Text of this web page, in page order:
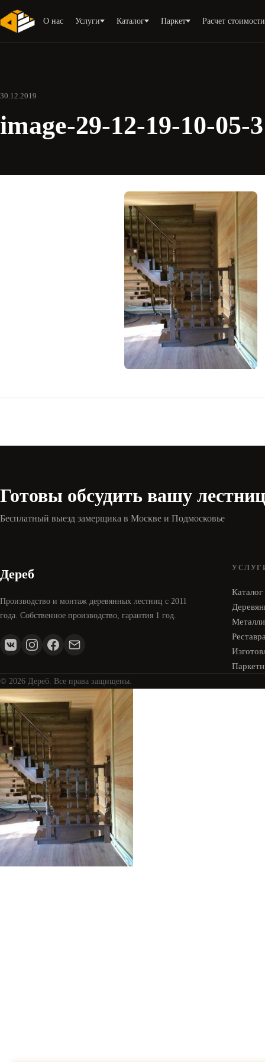
О нас Услуги Каталог Паркет Расчет стоимости
30.12.2019
image-29-12-19-10-05-3
Готовы обсудить вашу
Бесплатный выезд замерщика в Москве и Подмосковье
Дереб
Производство и монтаж деревянных лестниц с 2011
года. Собственное производство, гарантия 1 год.
Каталог
© 2026 Дереб. Все права защищены.